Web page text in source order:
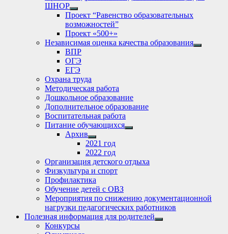
ШНОР
Show
sub
menu
Проект “Равенство образовательных
возможностей”
Проект «500+»
Независимая оценка качества образования
Show
ВПР
ОГЭ
ЕГЭ
Охрана труда
Методическая работа
Дошкольное образование
Дополнительное образование
Воспитательная работа
Питание обучающихся
Show
Архив
Show
sub
menu
2021 год
2022 год
Организация детского отдыха
Физкультура и спорт
Профилактика
Обучение детей с ОВЗ
Мероприятия по снижению документационной
нагрузки педагогических работников
Полезная информация для родителей
Show
Конкурсы